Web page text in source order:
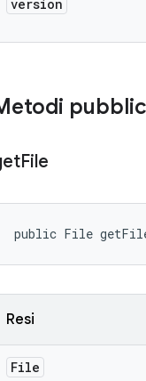
version
File
public File
Resi
File